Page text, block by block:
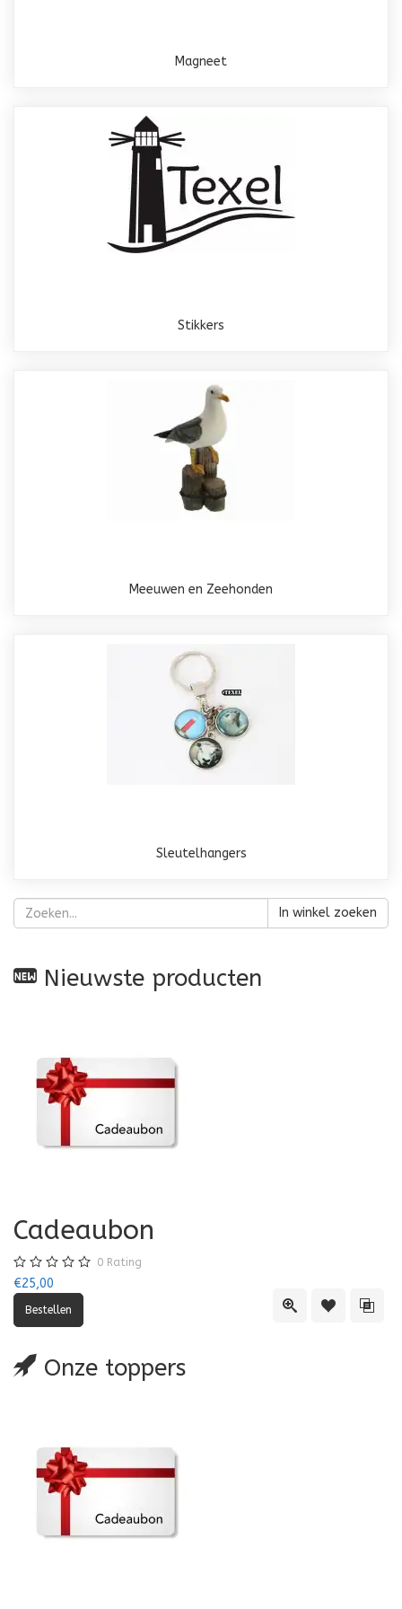
Magneet
Stikkers
Meeuwen en Zeehonden
Sleutelhangers
In winkel zoeken
Nieuwste producten
Quick ViewToevoegen
Cadeaubon
0 Rating
€25,00
Onze toppers